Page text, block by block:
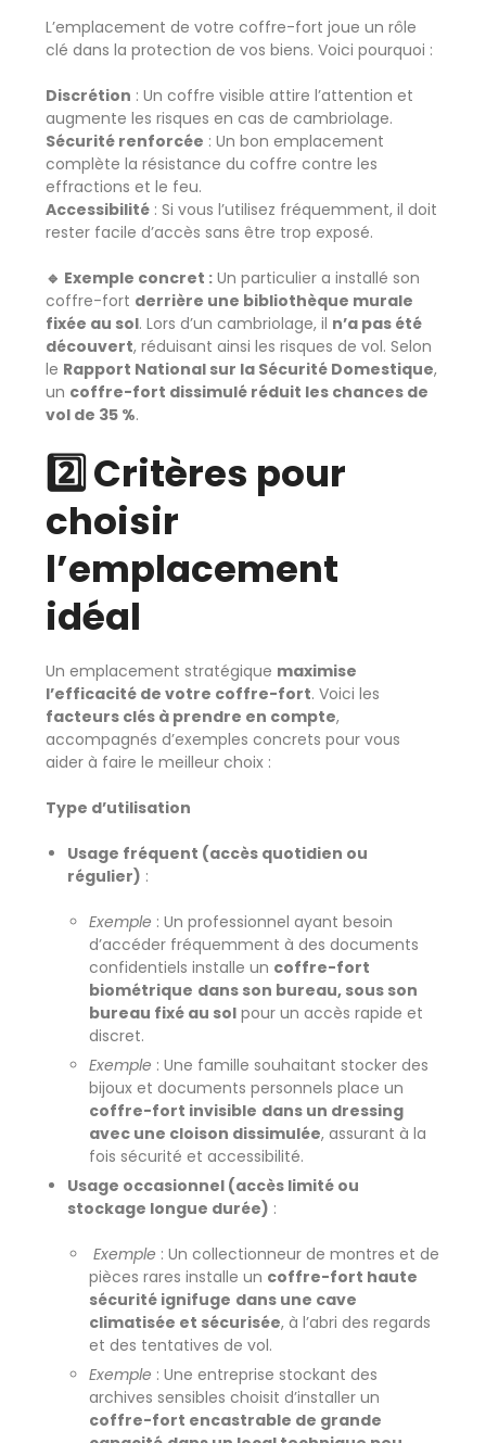
L’emplacement de votre coffre-fort joue un rôle
clé dans la protection de vos biens. Voici pourquoi :
Discrétion : Un coffre visible attire l’attention et
augmente les risques en cas de cambriolage.
Sécurité renforcée : Un bon emplacement
complète la résistance du coffre contre les
effractions et le feu.
Accessibilité : Si vous l’utilisez fréquemment, il doit
rester facile d’accès sans être trop exposé.
🔹 Exemple concret : Un particulier a installé son
coffre-fort derrière une bibliothèque murale
fixée au sol. Lors d’un cambriolage, il n’a pas été
découvert, réduisant ainsi les risques de vol. Selon
le Rapport National sur la Sécurité Domestique,
un coffre-fort dissimulé réduit les chances de
vol de 35 %.
2️⃣ Critères pour
choisir
l’emplacement
idéal
Un emplacement stratégique maximise
l’efficacité de votre coffre-fort. Voici les
facteurs clés à prendre en compte,
accompagnés d’exemples concrets pour vous
aider à faire le meilleur choix :
Type d’utilisation
Usage fréquent (accès quotidien ou
régulier) :
Exemple : Un professionnel ayant besoin
d’accéder fréquemment à des documents
confidentiels installe un coffre-fort
biométrique dans son bureau, sous son
bureau fixé au sol pour un accès rapide et
discret.
Exemple : Une famille souhaitant stocker des
bijoux et documents personnels place un
coffre-fort invisible dans un dressing
avec une cloison dissimulée, assurant à la
fois sécurité et accessibilité.
Usage occasionnel (accès limité ou
stockage longue durée) :
Exemple : Un collectionneur de montres et de
pièces rares installe un coffre-fort haute
sécurité ignifuge dans une cave
climatisée et sécurisée, à l’abri des regards
et des tentatives de vol.
Exemple : Une entreprise stockant des
archives sensibles choisit d’installer un
coffre-fort encastrable de grande